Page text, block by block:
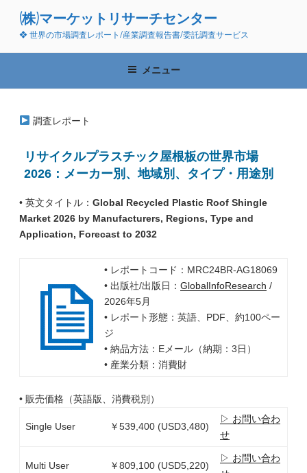
ン
(株)マーケットリサーチセンター
❖ 世界の市場調査レポート/産業調査報告書/委託調査サービス
メニュー
調査レポート
リサイクルプラスチック屋根板の世界市場
2026：メーカー別、地域別、タイプ・用途別
• 英文タイトル： Global Recycled Plastic Roof Shingle
Market 2026 by Manufacturers, Regions, Type and
Application, Forecast to 2032
• レポートコード：MRC24BR-AG18069
• 出版社/出版日： GlobalInfoResearch /
2026年5月
• レポート形態：英語、PDF、約100ペー
ジ
• 納品方法：Eメール（納期：3日）
• 産業分類：消費財
• 販売価格（英語版、消費税別）
Single User ￥539,400 (USD3,480)
▷ お問い合わ
せ
Multi User ￥809,100 (USD5,220)
▷ お問い合わ